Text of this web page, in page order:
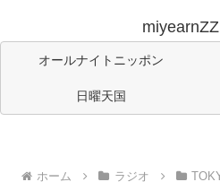
オールナイトニッポン
日曜天国
ホーム ラジオ